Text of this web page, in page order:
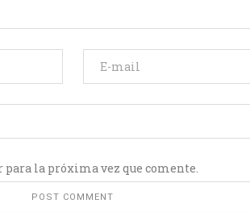
para la próxima vez que comente.